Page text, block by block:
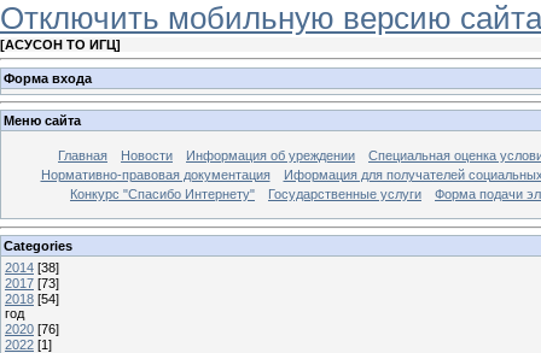
Отключить мобильную версию сайта
[АСУСОН ТО ИГЦ]
Форма входа
Меню сайта
Главная Новости Информация об уреждении
Специальная оценка
Нормативно-правовая документация
Иформация для получателей
Конкурс "Спасибо Интернету"
Государственные услуги Форма подачи
Categories
2014 [38]
2017 [73]
2018 [54]
год
2020 [76]
2022 [1]